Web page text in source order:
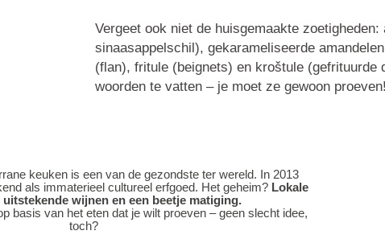
Vergeet ook niet de huisgemaakte zoetigheden:
sinaasappelschil), gekarameliseerde amandelen
(flan), fritule(beignets) en kroštule(gefrituurde
woorden te vatten – je moet ze gewoon proeven!
keuken is een van de gezondste ter wereld. In 2013
als immaterieel cultureel erfgoed. Het geheim? Lokale
wijnen en een beetje matiging.
basis van het eten dat je wilt proeven – geen slecht idee,
toch?